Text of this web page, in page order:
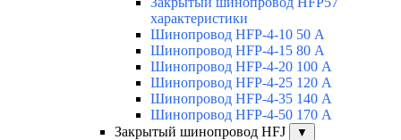
характеристики
Шинопровод HFP-4-10 50 А
Шинопровод HFP-4-15 80 А
Шинопровод HFP-4-20 100 А
Шинопровод HFP-4-25 120 А
Шинопровод HFP-4-35 140 А
Шинопровод HFP-4-50 170 А
Закрытый шинопровод HFJ
▼